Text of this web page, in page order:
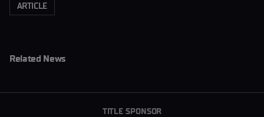
ARTICLE
Related News
TITLE SPONSOR